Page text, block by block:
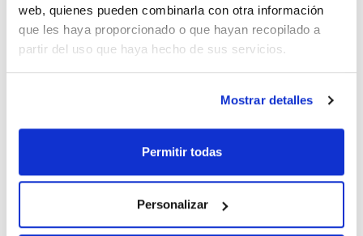
web, quienes pueden combinarla con otra información
que les haya proporcionado o que hayan recopilado a
partir del uso que haya hecho de sus servicios.
Mostrar detalles
Permitir todas
Personalizar
Placa Petri aséptica de 90mm. SCHARLAU. con 3
vientos. Color transparente. 20u. X 24 bolsas.
PPD-90143A
Envase : x 480 u.
Disponibilidad:Ver stock